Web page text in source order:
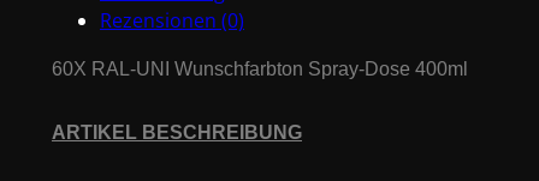
Rezensionen (0)
60X RAL-UNI Wunschfarbton Spray-Dose 400ml
ARTIKEL BESCHREIBUNG